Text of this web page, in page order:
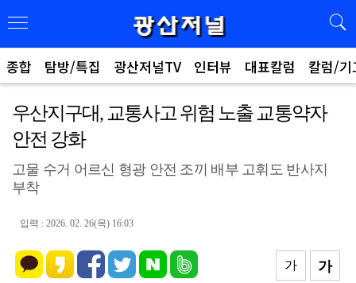
종합 탐방/특집 광산저널TV 인터뷰 대표칼럼 칼럼/기
우산지구대, 교통사고 위험 노출 교통약자
안전 강화
고물 수거 어르신 형광 안전 조끼 배부 고휘도 반사지
부착
입력 : 2026. 02. 26(목) 16:03
가
가